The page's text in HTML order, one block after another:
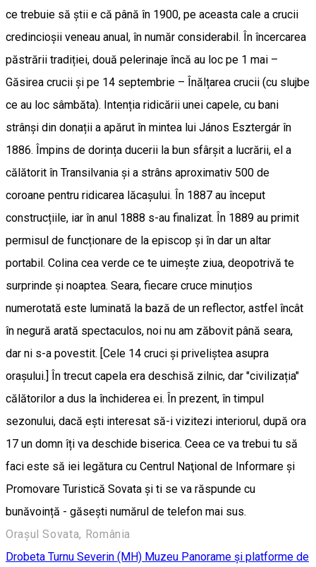
ce trebuie să știi e că până în 1900, pe aceasta cale a crucii
credincioșii veneau anual, în număr considerabil. În încercarea
păstrării tradiției, două pelerinaje încă au loc pe 1 mai –
Găsirea crucii şi pe 14 septembrie – Înălțarea crucii (cu slujbe
ce au loc sâmbăta). Intenția ridicării unei capele, cu bani
strânși din donații a apărut în mintea lui János Esztergár în
1886. Împins de dorința ducerii la bun sfârșit a lucrării, el a
călătorit în Transilvania și a strâns aproximativ 500 de
coroane pentru ridicarea lăcașului. În 1887 au început
construcțiile, iar în anul 1888 s-au finalizat. În 1889 au primit
permisul de funcționare de la episcop și în dar un altar
portabil. Colina cea verde ce te uimește ziua, deopotrivă te
surprinde și noaptea. Seara, fiecare cruce minuțios
numerotată este luminată la bază de un reflector, astfel încât
în negură arată spectaculos, noi nu am zăbovit până seara,
dar ni s-a povestit. [Cele 14 cruci şi priveliştea asupra
oraşului.] În trecut capela era deschisă zilnic, dar "civilizația"
călătorilor a dus la închiderea ei. În prezent, în timpul
sezonului, dacă ești interesat să-i vizitezi interiorul, după ora
17 un domn îți va deschide biserica. Ceea ce va trebui tu să
faci este să iei legătura cu Centrul Naţional de Informare şi
Promovare Turistică Sovata și ti se va răspunde cu
bunăvoință - găseşti numărul de telefon mai sus.
Orașul Sovata, România
Drobeta Turnu Severin (MH) Muzeu Panorame şi platforme de